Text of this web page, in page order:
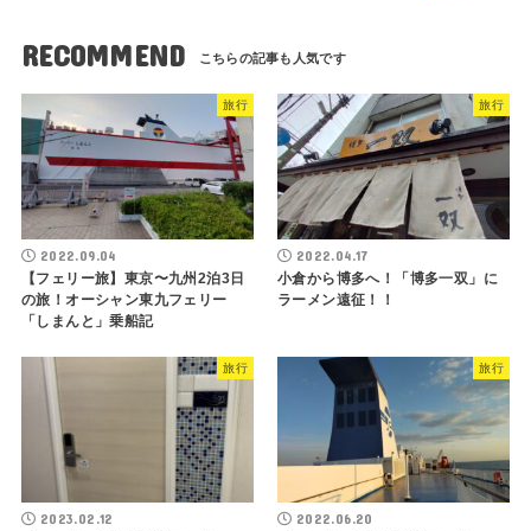
RECOMMEND
旅行
2022.09.04
【フェリー旅】東京〜九州2泊3日
の旅！オーシャン東九フェリー
「しまんと」乗船記
旅行
2022.04.17
小倉から博多へ！「博多一双」に
ラーメン遠征！！
旅行
2023.02.12
旅行
2022.06.20